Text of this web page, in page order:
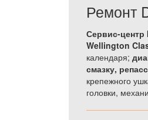
Ремонт
Сервис-центр
Wellington
календаря;
смазку,
крепежного
головки,